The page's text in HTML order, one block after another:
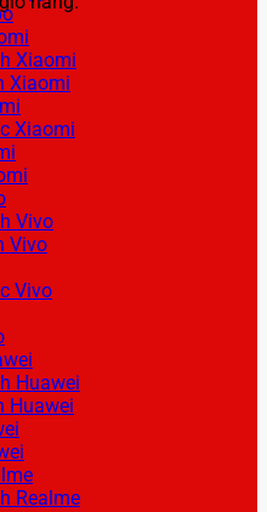
Xiaomi
Xiaomi
Xiaomi
Vivo
Vivo
Vivo
Huawei
Huawei
Realme